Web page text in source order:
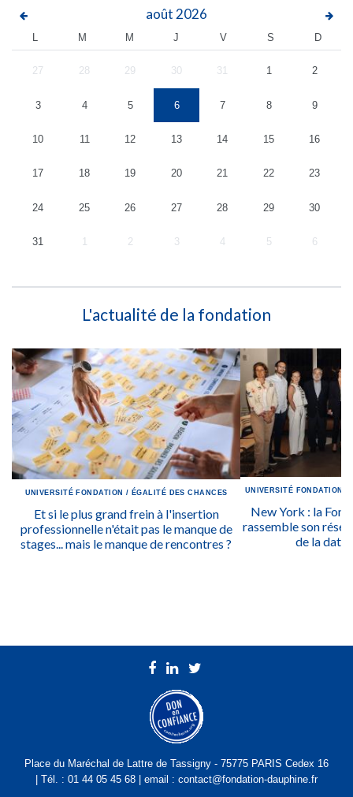
août 2026
L M M J V S D
27 28 29 30 31 1 2
3 4 5 6 7 8 9
10 11 12 13 14 15 16
17 18 19 20 21 22 23
24 25 26 27 28 29 30
31 1 2 3 4 5 6
L'actualité de la fondation
UNIVERSITÉ FONDATION / ÉGALITÉ DES CHANCES
Et si le plus grand frein à l'insertion
professionnelle n'était pas le manque de
stages... mais le manque de rencontres ?
UNIVERSITÉ FONDATION
New York : la
rassemble son
de la data
Place du Maréchal de Lattre de Tassigny - 75775 PARIS Cedex 16
| Tél. : 01 44 05 45 68 | email : contact@fondation-dauphine.fr